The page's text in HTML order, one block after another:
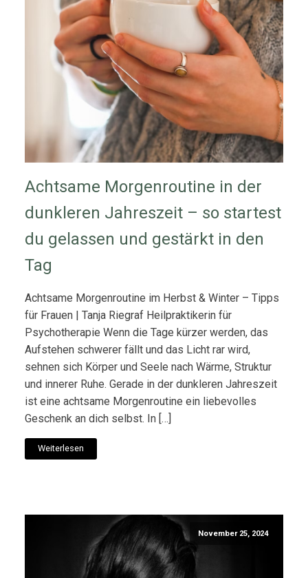
Achtsame Morgenroutine in der
dunkleren Jahreszeit – so startest
du gelassen und gestärkt in den
Tag
Achtsame Morgenroutine im Herbst & Winter – Tipps
für Frauen | Tanja Riegraf Heilpraktikerin für
Psychotherapie Wenn die Tage kürzer werden, das
Aufstehen schwerer fällt und das Licht rar wird,
sehnen sich Körper und Seele nach Wärme, Struktur
und innerer Ruhe. Gerade in der dunkleren Jahreszeit
ist eine achtsame Morgenroutine ein liebevolles
Geschenk an dich selbst. In […]
Weiterlesen
November 25, 2024